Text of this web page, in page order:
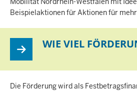
Beispielaktionen für Aktionen für
WIE VIEL
Die Förderung wird als